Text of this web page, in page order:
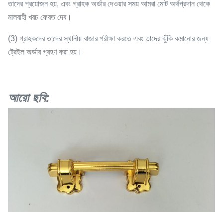
তাদের প্রয়োজন হয়, এবং গ্রাহক অর্ডার দেওয়ার সময় আমরা মোট অর্থপ্রদান থেকে
মালবাহী খরচ ফেরত দেব।
(3) গ্রাহকদের তাদের স্থানীয় বাজার পরীক্ষা করতে এবং তাদের ঝুঁকি কমানোর জন্য
ট্রেইল অর্ডার গ্রহণ করা হয়।
আরো ছবি: